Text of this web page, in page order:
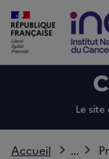
Le site
Accueil ...